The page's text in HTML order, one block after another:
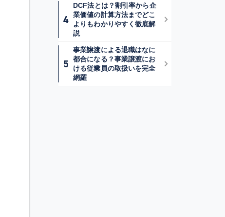
DCF法とは？割引率から企
業価値の計算方法までどこ
よりもわかりやすく徹底解
説
事業譲渡による退職はなに
都合になる？事業譲渡にお
ける従業員の取扱いを完全
網羅